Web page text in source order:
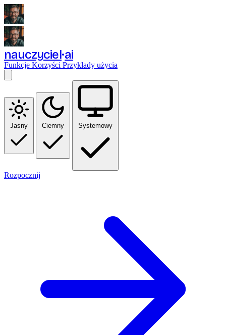
nauczyciel ai
Funkcje Korzyści Przykłady użycia
Jasny Ciemny Systemowy
Rozpocznij